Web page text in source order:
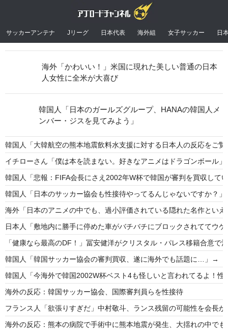
サッカーアンテナ Jリーグ 日本代表 海外組 女子サッカー 日
韓国人「大韓航空の熊本地震飲料水支援に対する日本人の反応をご
イチローさん「僕は本を読まない。好きなアニメはドラゴンボール
韓国人「悲報：FIFA会長にさえ2002年W杯で韓国が審判を買収して
韓国人「日本のサッカー協会も性接待やってるんじゃないですか？」
海外「日本のアニメの中でも、過小評価されている隠れた名作とい
日本人「敷地内に勝手に停めた車がバチバチにブロックされててウ
「健康なら最高のDF！」冨安健洋がクリスタル・パレス移籍合意
韓国人「韓国サッカー協会の審判買収、遂に海外でも話題に…」→
韓国人「今海外で韓国2002W杯ベスト4も怪しいと言われてるよ！性
海外の反応：韓国サッカー協会、国際審判員らを性接待
フランス人「欲張りすぎだ」中村敬斗、ランス残留の可能性を会長
海外の反応：熊本の病院で手術中に熊本地震が発生、大揺れの中で
海外「かわいい！」米国に現れた美しい普通の日本
人女性に全米が大喜び
韓国人「日本のガールズグループ、HANAの韓国人メ
ンバー・ジスを見てみよう」